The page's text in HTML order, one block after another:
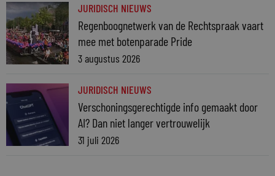
JURIDISCH NIEUWS
Regenboognetwerk van de Rechtspraak vaart
mee met botenparade Pride
3 augustus 2026
JURIDISCH NIEUWS
Verschoningsgerechtigde info gemaakt door
AI? Dan niet langer vertrouwelijk
31 juli 2026